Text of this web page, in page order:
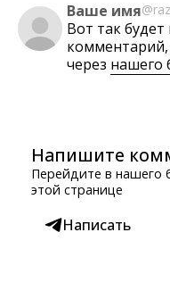
Ваше имя
Вот так
через нашего
Напишите
Перейдите в нашего
этой странице
Написать